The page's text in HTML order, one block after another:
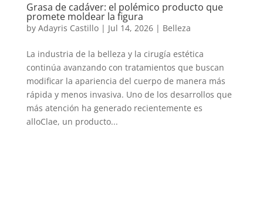
Grasa de cadáver: el polémico producto que
promete moldear la figura
by Adayris Castillo| Jul 14, 2026| Belleza
La industria de la belleza y la cirugía estética
continúa avanzando con tratamientos que buscan
modificar la apariencia del cuerpo de manera más
rápida y menos invasiva. Uno de los desarrollos que
más atención ha generado recientemente es
alloClae, un producto...